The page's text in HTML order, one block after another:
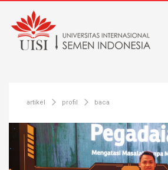
artikel profil baca